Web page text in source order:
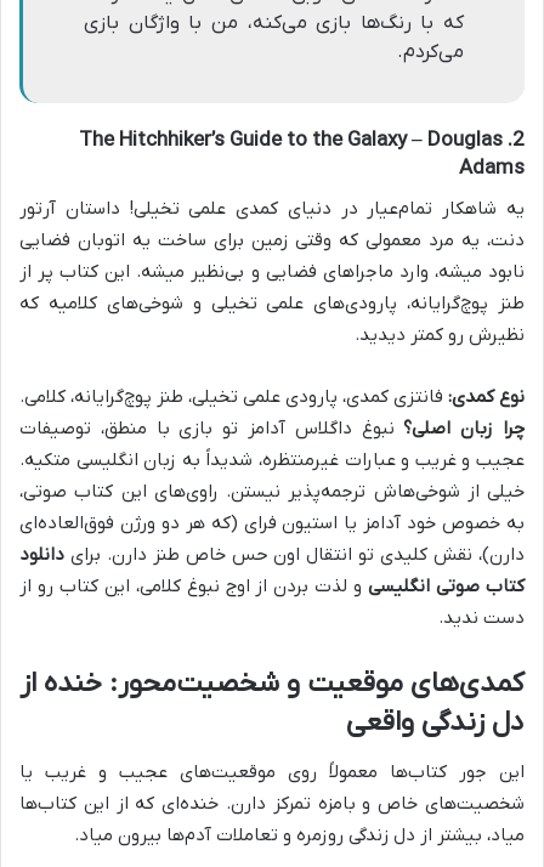
که با رنگ‌ها بازی می‌کنه، من با واژگان بازی
می‌کردم.
2. The Hitchhiker’s Guide to the Galaxy – Douglas
Adams
یه شاهکار تمام‌عیار در دنیای کمدی علمی تخیلی! داستان آرتور
دنت، یه مرد معمولی که وقتی زمین برای ساخت یه اتوبان فضایی
نابود میشه، وارد ماجراهای فضایی و بی‌نظیر میشه. این کتاب پر از
طنز پوچ‌گرایانه، پارودی‌های علمی تخیلی و شوخی‌های کلامیه که
نظیرش رو کمتر دیدید.
نوع کمدی: فانتزی کمدی، پارودی علمی تخیلی، طنز پوچ‌گرایانه، کلامی.
چرا زبان اصلی؟نبوغ داگلاس آدامز تو بازی با منطق، توصیفات
عجیب و غریب و عبارات غیرمنتظره، شدیداً به زبان انگلیسی متکیه.
خیلی از شوخی‌هاش ترجمه‌پذیر نیستن. راوی‌های این کتاب صوتی،
به خصوص خود آدامز یا استیون فرای (که هر دو ورژن فوق‌العاده‌ای
دارن)، نقش کلیدی تو انتقال اون حس خاص طنز دارن. برای دانلود
کتاب صوتی انگلیسیو لذت بردن از اوج نبوغ کلامی، این کتاب رو از
دست ندید.
کمدی‌های موقعیت و شخصیت‌محور: خنده از
دل زندگی واقعی
این جور کتاب‌ها معمولاً روی موقعیت‌های عجیب و غریب یا
شخصیت‌های خاص و بامزه تمرکز دارن. خنده‌ای که از این کتاب‌ها
میاد، بیشتر از دل زندگی روزمره و تعاملات آدم‌ها بیرون میاد.